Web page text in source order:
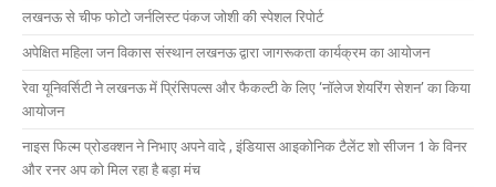
लखनऊ से चीफ फोटो जर्नलिस्ट पंकज जोशी की स्पेशल रिपोर्ट
अपेक्षित महिला जन विकास संस्थान लखनऊ द्वारा जागरूकता कार्यक्रम का आयोजन
रेवा यूनिवर्सिटी ने लखनऊ में प्रिंसिपल्स और फैकल्टी के लिए ‘नॉलेज शेयरिंग सेशन’ का किया
आयोजन
नाइस फिल्म प्रोडक्शन ने निभाए अपने वादे , इंडियास आइकोनिक टैलेंट शो सीजन 1 के विनर
और रनर अप को मिल रहा है बड़ा मंच